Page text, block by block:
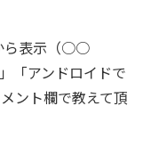
ら表示（○○
「アンドロイドで
ント欄で教えて頂